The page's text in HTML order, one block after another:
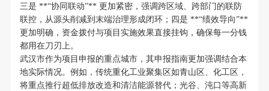
三是 **“协同联动”** 更加紧密，强调跨区域、跨部门的联防
联控，从源头削减到末端治理形成闭环；四是 **“绩效导向”**
更加明确，资金拨付与项目实施效果直接挂钩，确保每一分钱
都用在刀刃上。
武汉市作为项目申报的重点城市，其申报指南更加强调结合本
地实际情况。例如，传统重化工业聚集区如青山区、化工区，
将重点推行超低排放改造和清洁能源替代；光谷、沌口等高新